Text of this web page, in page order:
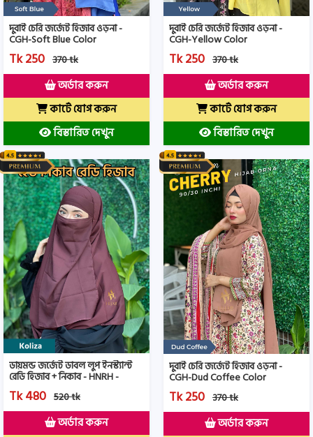
দুবাই চেরি জর্জেট হিজাব ওড়না -
CGH-Soft Blue Color
Tk 250 370 tk
অর্ডার করুন
কার্টে যোগ করুন
বিস্তারিত দেখুন
দুবাই চেরি জর্জেট হিজাব ওড়না -
CGH-Yellow Color
Tk 250 370 tk
অর্ডার করুন
কার্টে যোগ করুন
বিস্তারিত দেখুন
ডায়মন্ড জর্জেট ডাবল লুপ ইনস্ট্যান্ট
রেডি হিজাব + নিকাব - HNRH -
Koliza Color
Tk 480 520 tk
অর্ডার করুন
দুবাই চেরি জর্জেট হিজাব ওড়না -
CGH-Dud Coffee Color
Tk 250 370 tk
অর্ডার করুন